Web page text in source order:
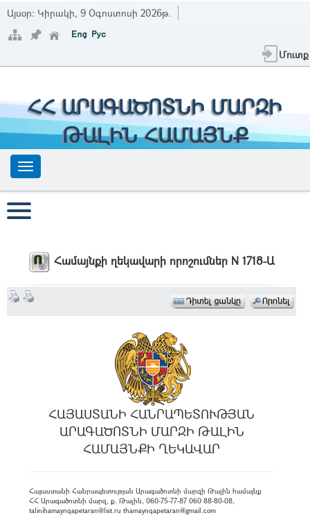
Այսօր: Կիրակի, 9 Օգոստոսի 2026թ.
Մուտք
ՀՀ ԱՐԱԳԱԾՈՏՆԻ ՄԱՐԶԻ
ԹԱԼԻՆ ՀԱՄԱՅՆՔ
Համայնքի ղեկավարի որոշումներ N 1718-Ա
ՀԱՅԱՍՏԱՆԻ ՀԱՆՐԱՊԵՏՈՒԹՅԱՆ
ԱՐԱԳԱԾՈՏՆԻ ՄԱՐԶԻ ԹԱԼԻՆ
ՀԱՄԱՅՆՔԻ ՂԵԿԱՎԱՐ
Հայաստանի Հանրապետության Արագածոտնի մարզի Թալին համայնք
ՀՀ Արագածոտնի մարզ, ք. Թալին, 060-75-77-87 060 88-80-08,
talinihamaynqapetaran@list.ru thamaynqapetaran@gmail.com